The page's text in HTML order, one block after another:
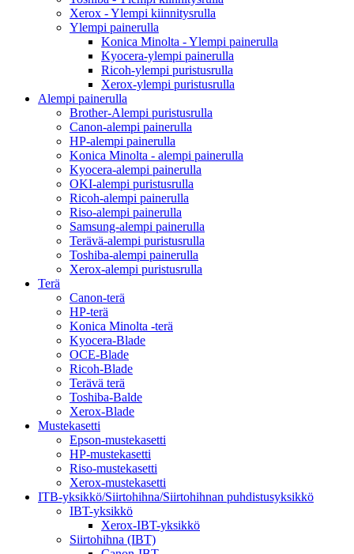
Xerox - Ylempi kiinnitysrulla
Ylempi painerulla
Konica Minolta - Ylempi painerulla
Kyocera-ylempi painerulla
Ricoh-ylempi puristusrulla
Xerox-ylempi puristusrulla
Alempi painerulla
Brother-Alempi puristusrulla
Canon-alempi painerulla
HP-alempi painerulla
Konica Minolta - alempi painerulla
Kyocera-alempi painerulla
OKI-alempi puristusrulla
Ricoh-alempi painerulla
Riso-alempi painerulla
Samsung-alempi painerulla
Terävä-alempi puristusrulla
Toshiba-alempi painerulla
Xerox-alempi puristusrulla
Terä
Canon-terä
HP-terä
Konica Minolta -terä
Kyocera-Blade
OCE-Blade
Ricoh-Blade
Terävä terä
Toshiba-Balde
Xerox-Blade
Mustekasetti
Epson-mustekasetti
HP-mustekasetti
Riso-mustekasetti
Xerox-mustekasetti
ITB-yksikkö/Siirtohihna/Siirtohihnan puhdistusyksikkö
IBT-yksikkö
Xerox-IBT-yksikkö
Siirtohihna (IBT)